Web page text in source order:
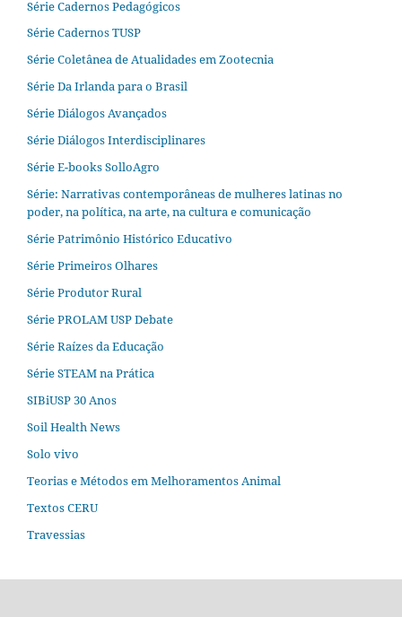
Série Cadernos Pedagógicos
Série Cadernos TUSP
Série Coletânea de Atualidades em Zootecnia
Série Da Irlanda para o Brasil
Série Diálogos Avançados
Série Diálogos Interdisciplinares
Série E-books SolloAgro
Série: Narrativas contemporâneas de mulheres latinas no
poder, na política, na arte, na cultura e comunicação
Série Patrimônio Histórico Educativo
Série Primeiros Olhares
Série Produtor Rural
Série PROLAM USP Debate
Série Raízes da Educação
Série STEAM na Prática
SIBiUSP 30 Anos
Soil Health News
Solo vivo
Teorias e Métodos em Melhoramentos Animal
Textos CERU
Travessias